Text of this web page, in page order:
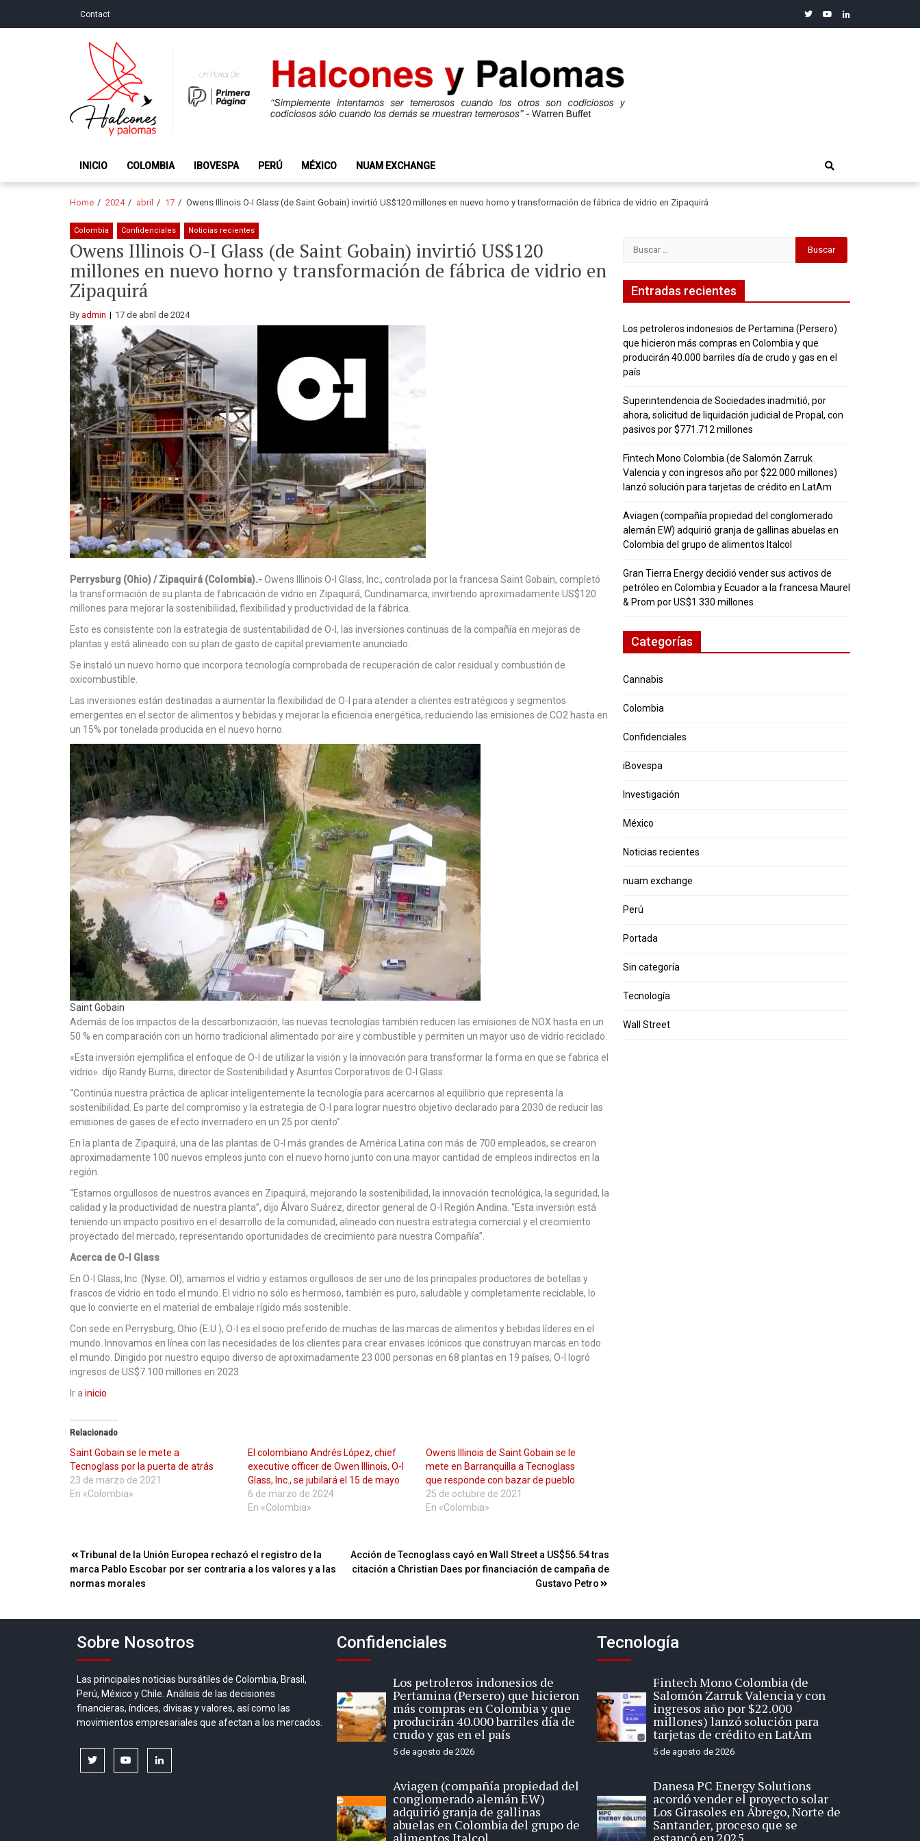
Contact twitteryoutubelinkedin
Halcones y Palomas
INICIO COLOMBIA IBOVESPA PERÚ MÉXICO NUAM EXCHANGE
Home 2024 abril 17 Owens Illinois O-I Glass (de Saint Gobain) invirtió US$120 millones en nuevo horno y transformación de fábrica de vidrio en Zipaquirá
Colombia Confidenciales Noticias recientes
Owens Illinois O-I Glass (de Saint Gobain) invirtió US$120
millones en nuevo horno y transformación de fábrica de vidrio en
Zipaquirá
By admin 17 de abril de 2024
Perrysburg (Ohio) / Zipaquirá (Colombia).-Owens Illinois O-I Glass, Inc., controlada por la francesa Saint Gobain, completó
la transformación de su planta de fabricación de vidrio en Zipaquirá, Cundinamarca, invirtiendo aproximadamente US$120
millones para mejorar la sostenibilidad, flexibilidad y productividad de la fábrica.
Esto es consistente con la estrategia de sustentabilidad de O-I, las inversiones continuas de la compañía en mejoras de
plantas y está alineado con su plan de gasto de capital previamente anunciado.
Se instaló un nuevo horno que incorpora tecnología comprobada de recuperación de calor residual y combustión de
oxicombustible.
Las inversiones están destinadas a aumentar la flexibilidad de O-I para atender a clientes estratégicos y segmentos
emergentes en el sector de alimentos y bebidas y mejorar la eficiencia energética, reduciendo las emisiones de CO2 hasta en
un 15% por tonelada producida en el nuevo horno.
Saint Gobain
Además de los impactos de la descarbonización, las nuevas tecnologías también reducen las emisiones de NOX hasta en un
50 % en comparación con un horno tradicional alimentado por aire y combustible y permiten un mayor uso de vidrio reciclado.
«Esta inversión ejemplifica el enfoque de O-I de utilizar la visión y la innovación para transformar la forma en que se fabrica el
vidrio». dijo Randy Burns, director de Sostenibilidad y Asuntos Corporativos de O-I Glass.
“Continúa nuestra práctica de aplicar inteligentemente la tecnología para acercarnos al equilibrio que representa la
sostenibilidad. Es parte del compromiso y la estrategia de O-I para lograr nuestro objetivo declarado para 2030 de reducir las
emisiones de gases de efecto invernadero en un 25 por ciento”.
En la planta de Zipaquirá, una de las plantas de O-I más grandes de América Latina con más de 700 empleados, se crearon
aproximadamente 100 nuevos empleos junto con el nuevo horno junto con una mayor cantidad de empleos indirectos en la
región.
“Estamos orgullosos de nuestros avances en Zipaquirá, mejorando la sostenibilidad, la innovación tecnológica, la seguridad, la
calidad y la productividad de nuestra planta”, dijo Álvaro Suárez, director general de O-I Región Andina. “Esta inversión está
teniendo un impacto positivo en el desarrollo de la comunidad, alineado con nuestra estrategia comercial y el crecimiento
proyectado del mercado, representando oportunidades de crecimiento para nuestra Compañía”.
Acerca de O-I Glass
En O-I Glass, Inc. (Nyse: OI), amamos el vidrio y estamos orgullosos de ser uno de los principales productores de botellas y
frascos de vidrio en todo el mundo. El vidrio no sólo es hermoso, también es puro, saludable y completamente reciclable, lo
que lo convierte en el material de embalaje rígido más sostenible.
Con sede en Perrysburg, Ohio (E.U.), O-I es el socio preferido de muchas de las marcas de alimentos y bebidas líderes en el
mundo. Innovamos en línea con las necesidades de los clientes para crear envases icónicos que construyan marcas en todo
el mundo. Dirigido por nuestro equipo diverso de aproximadamente 23 000 personas en 68 plantas en 19 países, O-I logró
ingresos de US$7.100 millones en 2023.
Ir a inicio
Relacionado
Saint Gobain se le mete a
Tecnoglass por la puerta de atrás
23 de marzo de 2021
En «Colombia»
El colombiano Andrés López, chief
executive officer de Owen Illinois, O-I
Glass, Inc., se jubilará el 15 de mayo
6 de marzo de 2024
En «Colombia»
Owens Illinois de Saint Gobain se le
mete en Barranquilla a Tecnoglass
que responde con bazar de pueblo
25 de octubre de 2021
En «Colombia»
Navegación
de
Tribunal de la Unión Europea rechazó el registro de la
marca Pablo Escobar por ser contraria a los valores y a las
normas morales
Acción de Tecnoglass cayó en Wall Street a US$56.54 tras
citación a Christian Daes por financiación de campaña de
Gustavo Petro
Entradas recientes
Los petroleros indonesios de Pertamina (Persero)
que hicieron más compras en Colombia y que
producirán 40.000 barriles día de crudo y gas en el
país
Superintendencia de Sociedades inadmitió, por
ahora, solicitud de liquidación judicial de Propal, con
pasivos por $771.712 millones
Fintech Mono Colombia (de Salomón Zarruk
Valencia y con ingresos año por $22.000 millones)
lanzó solución para tarjetas de crédito en LatAm
Aviagen (compañía propiedad del conglomerado
alemán EW) adquirió granja de gallinas abuelas en
Colombia del grupo de alimentos Italcol
Gran Tierra Energy decidió vender sus activos de
petróleo en Colombia y Ecuador a la francesa Maurel
& Prom por US$1.330 millones
Categorías
Cannabis
Colombia
Confidenciales
iBovespa
Investigación
México
Noticias recientes
nuam exchange
Perú
Portada
Sin categoría
Tecnología
Wall Street
Sobre Nosotros
Las principales noticias bursátiles de Colombia, Brasil,
Perú, México y Chile. Análisis de las decisiones
financieras, índices, divisas y valores, así como las
movimientos empresariales que afectan a los mercados.
twitter youtubelinkedin
Confidenciales
Los petroleros indonesios de
Pertamina (Persero) que hicieron
más compras en Colombia y que
producirán 40.000 barriles día de
crudo y gas en el país
5 de agosto de 2026
Aviagen (compañía propiedad del
conglomerado alemán EW)
adquirió granja de gallinas
abuelas en Colombia del grupo de
alimentos Italcol
Tecnología
Fintech Mono Colombia (de
Salomón Zarruk Valencia y con
ingresos año por $22.000
millones) lanzó solución para
tarjetas de crédito en LatAm
5 de agosto de 2026
Danesa PC Energy Solutions
acordó vender el proyecto solar
Los Girasoles en Ábrego, Norte de
Santander, proceso que se
estancó en 2025